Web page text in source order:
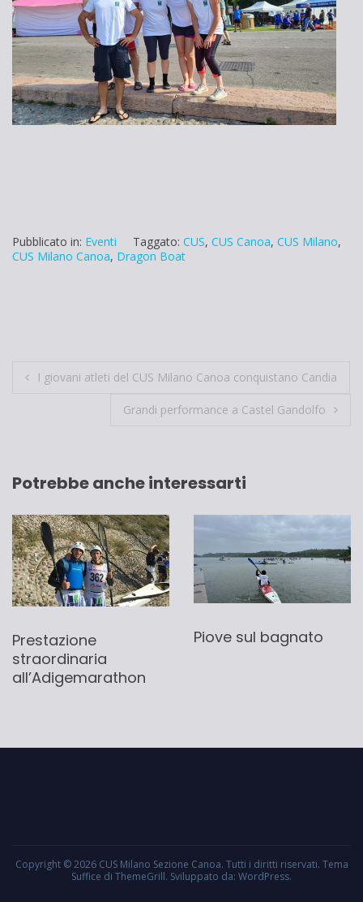
Pubblicato in: Eventi Taggato: CUS, CUS Canoa, CUS Milano,
CUS Milano Canoa, Dragon Boat
Navigazione
I giovani atleti del CUS Milano Canoa conquistano Candia
Grandi performance a Castel Gandolfo
Potrebbe anche interessarti
Prestazione
straordinaria
all’Adigemarathon
Piove sul bagnato
Copyright © 2026 CUS Milano Sezione Canoa. Tutti i diritti riservati. Tema
Suffice di ThemeGrill. Sviluppato da: WordPress.